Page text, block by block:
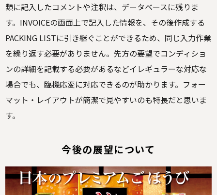
類に記入したコメントや注釈は、データベースに残りま
す。INVOICEの画面上で記入した情報を、その後作成する
PACKING LISTに引き継ぐことができるため、同じ入力作業
を繰り返す必要がありません。先方の要望でコンディショ
ンの詳細を記載する必要があるなどイレギュラーな対応な
場合でも、臨機応変に対応できるのが助かります。フォー
マット・レイアウトが簡潔で見やすいのも特長だと思いま
す。
今後の展望について